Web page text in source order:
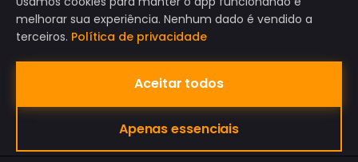
BAND FM POUSO ALEGRE
A SUA RÁDIO DO SEU JEITO!
melhorar sua experiência. Nenhum dado é vendido a
terceiros. Política de privacidade
Aceitar todos
Apenas essenciais